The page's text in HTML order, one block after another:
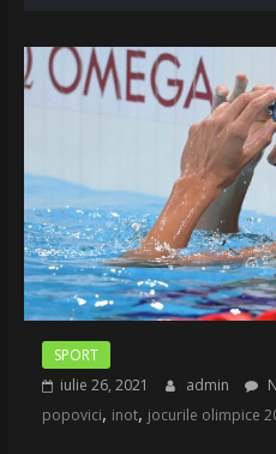
SPORT
iulie 26, 2021
admin
popovici, inot, jocurile olimpice